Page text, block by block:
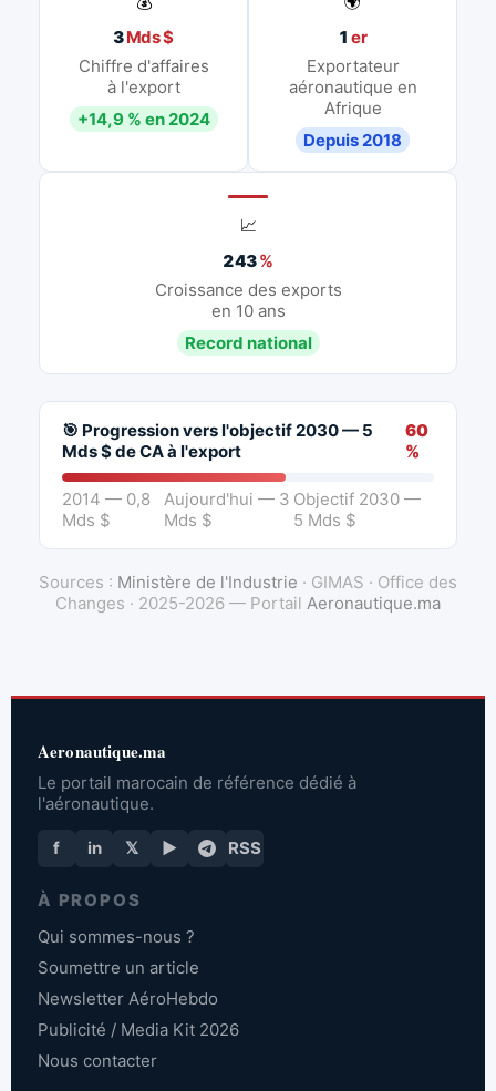
3Mds $
Chiffre d'affaires
à l'export
+14,9 % en 2024
1 er
Exportateur
aéronautique en
Afrique
Depuis 2018
📈
243%
Croissance des exports
en 10 ans
Record national
🎯 Progression vers l'objectif 2030 — 5
Mds $ de CA à l'export
60
%
2014 — 0,8
Mds $
Aujourd'hui — 3
Mds $
Objectif 2030 —
5 Mds $
Sources : Ministère de l'Industrie · GIMAS · Office des
Changes · 2025-2026 — Portail Aeronautique.ma
Aeronautique.ma
Le portail marocain de référence dédié à
l'aéronautique.
f in 𝕏 ▶ RSS
À PROPOS
Qui sommes-nous ?
Soumettre un article
Newsletter AéroHebdo
Publicité / Media Kit 2026
Nous contacter